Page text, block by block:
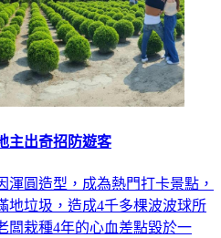
主出奇招防遊客
圓造型，成為熱門打卡景點，
地垃圾，造成4千多棵波波球所
闆栽種4年的心血差點毀於一